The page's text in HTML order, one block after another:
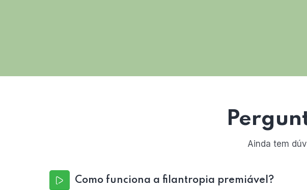
Ainda tem
Como funciona a filantropia premiável?